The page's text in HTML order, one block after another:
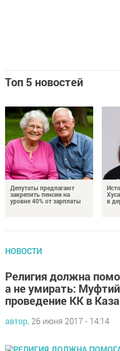
Топ 5 новостей
Депутаты предлагают
закрепить пенсии на
уровне 40% от зарплаты
в
НОВОСТИ
Религия должна
а не умирать:
проведение КК в
автор, 26 июня 2017 - 14:14